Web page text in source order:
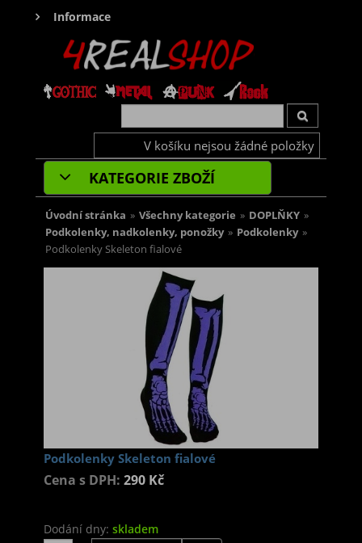
Informace
V košíku nejsou žádné položky
KATEGORIE ZBOŽÍ
Úvodní stránka » Všechny kategorie » DOPLŇKY »
Podkolenky, nadkolenky, ponožky » Podkolenky »
Podkolenky Skeleton fialové
Podkolenky Skeleton fialové
Cena s DPH: 290 Kč
Dodání dny: skladem